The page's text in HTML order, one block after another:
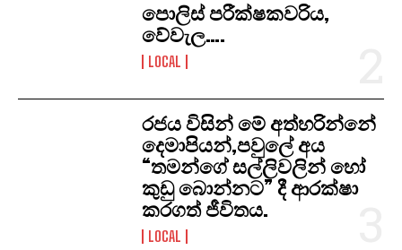
පොලිස් පරීක්ෂකවරිය,
වේවැල….
LOCAL
රජය විසින් මේ අත්හරින්නේ
දෙමාපියන්,පවුලේ අය
“තමන්ගේ සල්ලිවලින් හෝ
කුඩු බොන්නට” දී ආරක්ෂා
කරගත් ජීවිතය.
LOCAL